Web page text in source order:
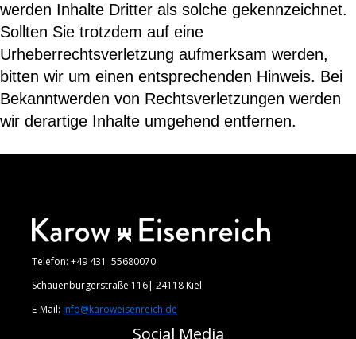
werden Inhalte Dritter als solche gekennzeichnet.
Sollten Sie trotzdem auf eine
Urheberrechtsverletzung aufmerksam werden,
bitten wir um einen entsprechenden Hinweis. Bei
Bekanntwerden von Rechtsverletzungen werden
wir derartige Inhalte umgehend entfernen.
Telefon: +49 431 55680070
Schauenburgerstraße 116| 24118 Kiel
E-Mail: info@karoweisenreich.de
Social Media